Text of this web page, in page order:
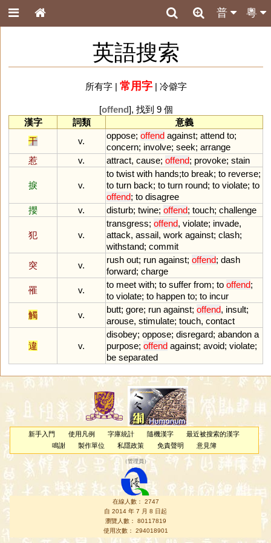
粵
普
英語搜索
所有字| 常用字| 冷僻字
[offend], 找到 9 個
漢字
詞類
意義
干
v.
oppose; offend against; attend to;
concern; involve; seek; arrange
惹
v. attract, cause; offend; provoke; stain
捩 v.
to twist with hands;to break; to reverse;
to turn back; to turn round; to violate; to
offend; to disagree
攖
v. disturb; twine; offend; touch; challenge
犯 v.
transgress; offend, violate; invade,
attack, assail, work against; clash;
withstand; commit
突
v.
rush out; run against; offend; dash
forward; charge
罹
v.
to meet with; to suffer from; to offend;
to violate; to happen to; to incur
觸
v.
butt; gore; run against; offend, insult;
arouse, stimulate; touch, contact
違 v.
disobey; oppose; disregard; abandon a
purpose; offend against; avoid; violate;
be separated
新手入門 使用凡例 字庫統計 隨機漢字
最近被搜索的漢字
鳴謝
製作單位 私隱政策 免責聲明 意見簿
（管理員 ）
在線人數： 2747
自 2014 年 7 月 8 日起
瀏覽人數： 80117819
使用次數： 294018901